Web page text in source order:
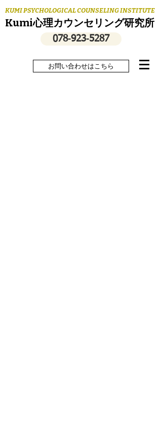
KUMI PSYCHOLOGICAL COUNSELING INSTITUTE
Kumi心理カウンセリング研究所
078‐923‐5287
お問い合わせはこちら